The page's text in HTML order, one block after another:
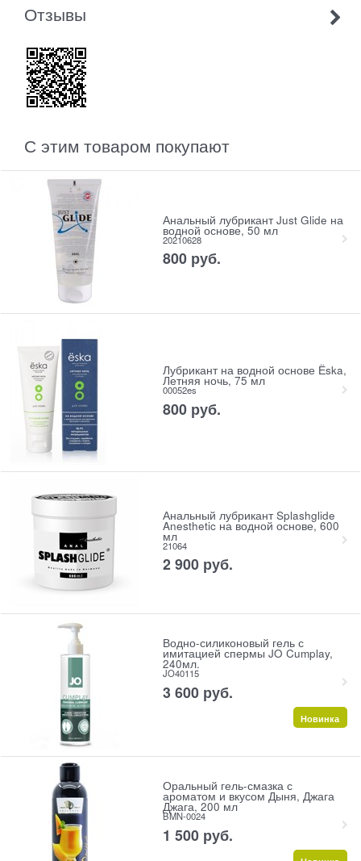
Отзывы
С этим товаром покупают
Анальный лубрикант Just Glide на
водной основе, 50 мл
20210628
800 руб.
Лубрикант на водной основе Ёska,
Летняя ночь, 75 мл
00052es
800 руб.
Анальный лубрикант Splashglide
Anesthetic на водной основе, 600
мл
21064
2 900 руб.
Водно-силиконовый гель с
имитацией спермы JO Cumplay,
240мл.
JO40115
3 600 руб.
Новинка
Оральный гель-смазка с
ароматом и вкусом Дыня, Джага
Джага, 200 мл
BMN-0024
1 500 руб.